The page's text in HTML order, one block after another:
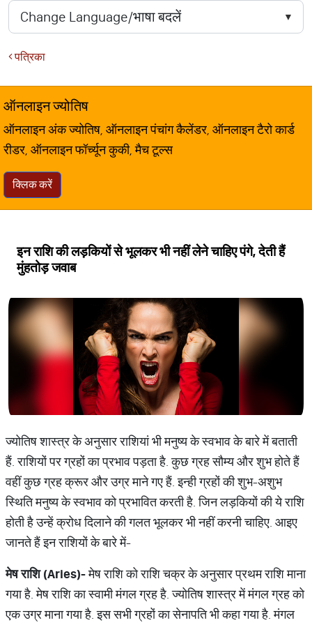
पत्रिका
ऑनलाइन ज्योतिष
ऑनलाइन अंक ज्योतिष, ऑनलाइन पंचांग कैलेंडर, ऑनलाइन टैरो कार्ड
रीडर, ऑनलाइन फॉर्च्यून कुकी, मैच टूल्स
क्लिक करें
इन राशि की लड़कियों से भूलकर भी नहीं लेने चाहिए पंगे, देती हैं
मुंहतोड़ जवाब
ज्योतिष शास्त्र के अनुसार राशियां भी मनुष्य के स्वभाव के बारे में बताती
हैं. राशियों पर ग्रहों का प्रभाव पड़ता है. कुछ ग्रह सौम्य और शुभ होते हैं
वहीं कुछ ग्रह क्रूर और उग्र माने गए हैं. इन्ही ग्रहों की शुभ-अशुभ
स्थिति मनुष्य के स्वभाव को प्रभावित करती है. जिन लड़कियों की ये राशि
होती है उन्हें क्रोध दिलाने की गलत भूलकर भी नहीं करनी चाहिए. आइए
जानते हैं इन राशियों के बारे में-
मेषराशि(Aries)-मेष राशि को राशि चक्र के अनुसार प्रथम राशि माना
गया है. मेष राशि का स्वामी मंगल ग्रह है. ज्योतिष शास्त्र में मंगल ग्रह को
एक उग्र माना गया है. इस सभी ग्रहों का सेनापति भी कहा गया है. मंगल